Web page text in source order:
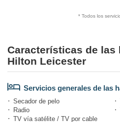
* Todos los
Características de las
Hilton Leicester
Servicios generales de las
Secador de pelo
Radio
TV vía satélite / TV por cable